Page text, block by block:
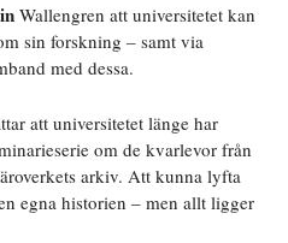
Wallengren att universitetet kan
sin forskning – samt via
med dessa.
att universitetet länge har
om de kvarlevor från
arkiv. Att kunna lyfta
egna historien – men allt ligger